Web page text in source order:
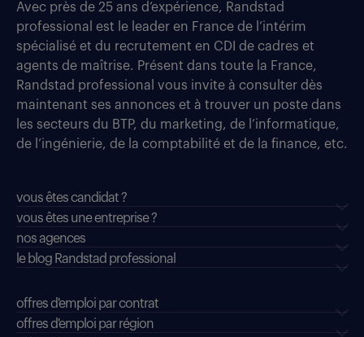
Avec près de 25 ans d’expérience, Randstad
professional est le leader en France de l’intérim
spécialisé et du recrutement en CDI de cadres et
agents de maîtrise. Présent dans toute la France,
Randstad professional vous invite à consulter dès
maintenant ses annonces et à trouver un poste dans
les secteurs du BTP, du marketing, de l’informatique,
de l’ingénierie, de la comptabilité et de la finance, etc.
vous êtes candidat ?
vous êtes une entreprise ?
nos agences
le blog Randstad professional
offres d'emploi par contrat
offres d'emploi par région